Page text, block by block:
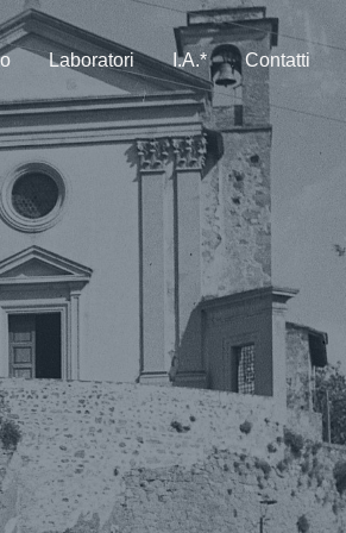
Laboratori I.A.* Contatti